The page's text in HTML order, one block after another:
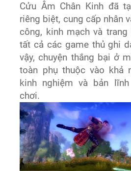
Cửu Âm Chân Kinh đã
riêng biệt, cung cấp nhân
công, kinh mạch và
tất cả các game thủ ghi
vậy, chuyện thắng bại ở
toàn phụ thuộc vào khả
kinh nghiệm và bản
chơi.